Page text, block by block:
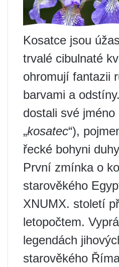
Kosatce jsou
trvalé cibulnaté
ohromují fantazii
barvami a
dostali své
„kosatec“),
řecké bohyni
První zmínka o
starověkého
XNUMX. století
letopočtem.
legendách
starověkého